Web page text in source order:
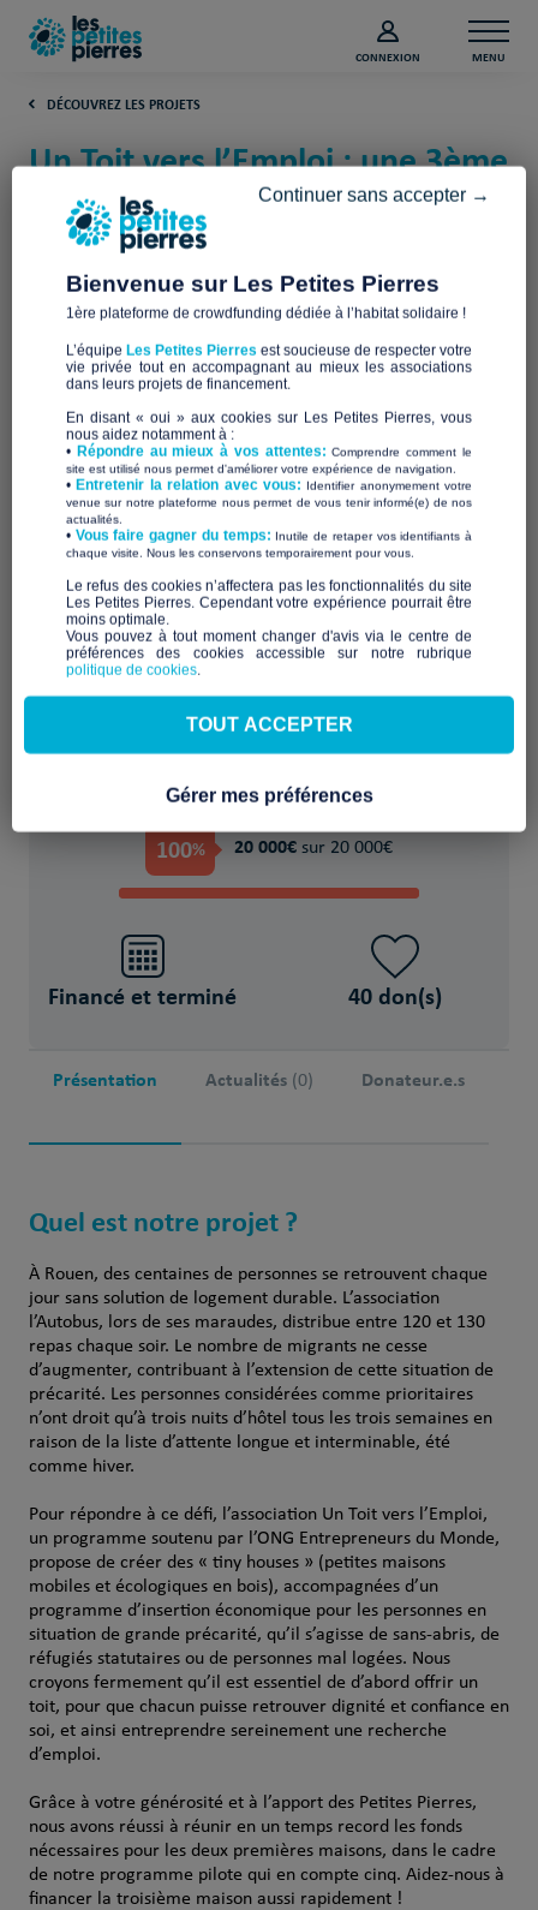
CONNEXION MENU
DÉCOUVREZ LES PROJETS
Un Toit vers l’Emploi : une 3ème
Tiny House à Rouen ! (Rhône)
Entrepreneurs du Monde
Bâtir, financer, équiper, un logement
pérenne pour se reconstruire
1 Personne(s) sans-abri
PROJET FINANCÉ !
100% 20 000€ sur 20 000€
Financé et terminé 40 don(s)
Présentation Actualités (0) Donateur.e.s
Quel est notre projet ?
À Rouen, des centaines de personnes se retrouvent chaque
jour sans solution de logement durable. L’association
l’Autobus, lors de ses maraudes, distribue entre 120 et 130
repas chaque soir. Le nombre de migrants ne cesse
d’augmenter, contribuant à l’extension de cette situation de
précarité. Les personnes considérées comme prioritaires
n’ont droit qu’à trois nuits d’hôtel tous les trois semaines en
raison de la liste d’attente longue et interminable, été
comme hiver.
Pour répondre à ce défi, l’association Un Toit vers l’Emploi,
un programme soutenu par l’ONG Entrepreneurs du Monde,
propose de créer des « tiny houses » (petites maisons
mobiles et écologiques en bois), accompagnées d’un
programme d’insertion économique pour les personnes en
situation de grande précarité, qu’il s’agisse de sans-abris, de
réfugiés statutaires ou de personnes mal logées. Nous
croyons fermement qu’il est essentiel de d’abord offrir un
toit, pour que chacun puisse retrouver dignité et confiance en
soi, et ainsi entreprendre sereinement une recherche
d’emploi.
Grâce à votre générosité et à l’apport des Petites Pierres,
nous avons réussi à réunir en un temps record les fonds
nécessaires pour les deux premières maisons, dans le cadre
de notre programme pilote qui en compte cinq. Aidez-nous à
financer la troisième maison aussi rapidement !
Bienvenue sur Les Petites Pierres
1ère plateforme de crowdfunding dédiée à l’habitat solidaire !
L’équipe Les Petites Pierres est soucieuse de respecter votre
vie privée tout en accompagnant au mieux les associations
dans leurs projets de financement.
En disant « oui » aux cookies sur Les Petites Pierres, vous
nous aidez notamment à :
• Répondre au mieux à vos attentes:Comprendre comment le
site est utilisé nous permet d'améliorer votre expérience de navigation.
•Entretenir la relation avec vous: Identifier anonymement votre
venue sur notre plateforme nous permet de vous tenir informé(e) de nos
actualités.
​• Vous faire gagner du temps: Inutile de retaper vos identifiants à
chaque visite. Nous les conservons temporairement pour vous.
​Le refus des cookies n’affectera pas les fonctionnalités du site
Les Petites Pierres. Cependant votre expérience pourrait être
moins optimale.​
Vous pouvez à tout moment changer d'avis via le centre de
préférences des cookies accessible sur notre rubrique
politique de cookies.
Continuer sans accepter →
TOUT ACCEPTER
Gérer mes préférences